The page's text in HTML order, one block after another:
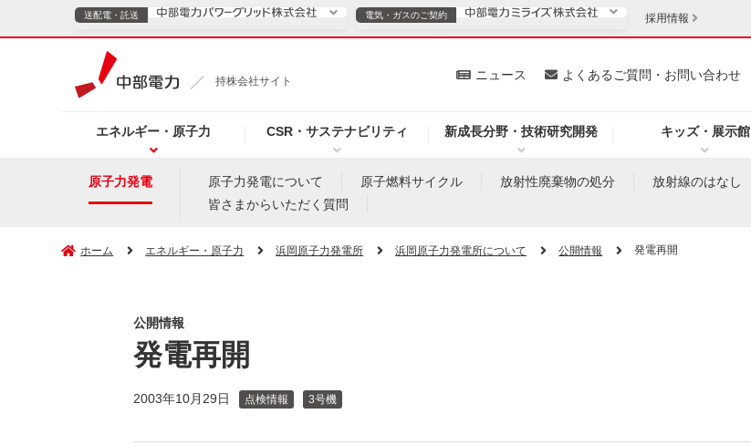
持株会社サイト
エネルギー・原子力 CSR・サステナビリティ 新成長分野・技術研究開発 キッズ・展示館
ニュース よくあるご質問・お問い合わせ
送配電・託送 電気・ガスのご契約
電気・ガスのご契約
プレスリリース（新しいウィンドウを開きます）
採用情報
原子力発電 原子力発電について 原子燃料サイクル 放射性廃棄物の処分 放射線のはなし
皆さまからいただく質問
ホーム エネルギー・原子力 浜岡原子力発電所 浜岡原子力発電所について 公開情報 発電再開
公開情報
発電再開
2003年10月29日 点検情報 3号機